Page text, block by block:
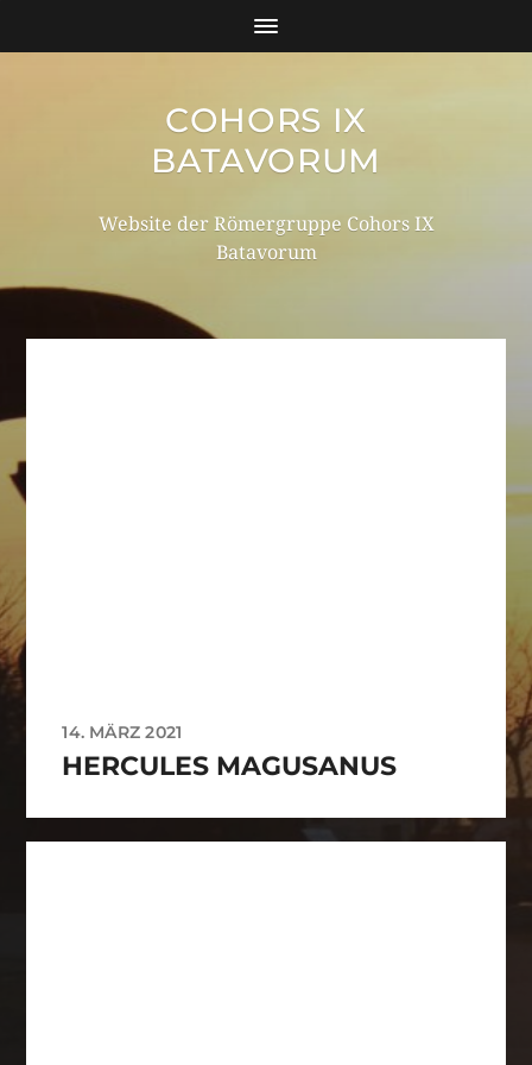
COHORS IX
BATAVORUM
Website der Römergruppe Cohors IX
Batavorum
14. MÄRZ 2021
HERCULES MAGUSANUS